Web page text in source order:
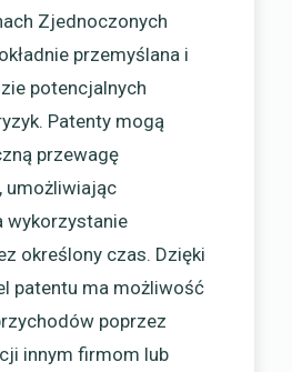
Zjednoczonych
przemyślana i
potencjalnych
Patenty mogą
przewagę
umożliwiając
wykorzystanie
określony czas. Dzięki
patentu ma możliwość
poprzez
innym firmom lub